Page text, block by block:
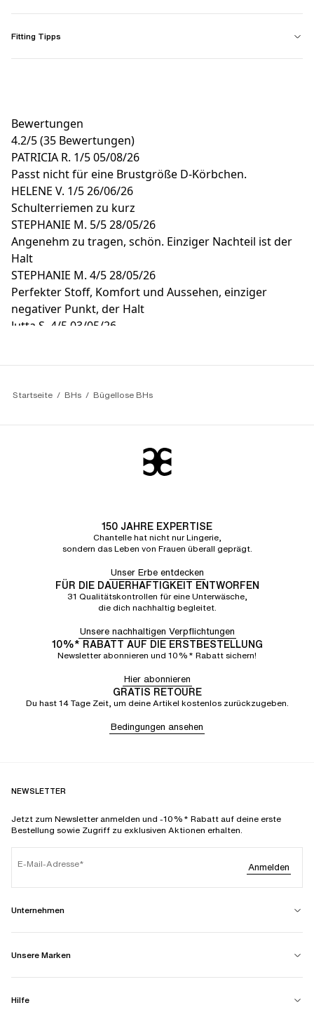
Fitting Tipps
Bewertungen
4.2/5(35 Bewertungen)
PATRICIA R. 1/505/08/26
Passt nicht für eine Brustgröße D-Körbchen.
HELENE V. 1/526/06/26
Schulterriemen zu kurz
STEPHANIE M. 5/528/05/26
Angenehm zu tragen, schön. Einziger Nachteil ist der
Halt
STEPHANIE M. 4/528/05/26
Perfekter Stoff, Komfort und Aussehen, einziger
negativer Punkt, der Halt
Jutta S. 4/5 03/05/26
Startseite BHs Bügellose BHs
150 JAHRE EXPERTISE
Chantelle hat nicht nur Lingerie,
sondern das Leben von Frauen überall geprägt.
Unser Erbe entdecken
FÜR DIE DAUERHAFTIGKEIT ENTWORFEN
31 Qualitätskontrollen für eine Unterwäsche,
die dich nachhaltig begleitet.
Unsere nachhaltigen Verpflichtungen
10%* RABATT AUF DIE ERSTBESTELLUNG
Newsletter abonnieren und 10%* Rabatt sichern!
Hier abonnieren
GRATIS RETOURE
Du hast 14 Tage Zeit, um deine Artikel kostenlos zurückzugeben.
Bedingungen ansehen
NEWSLETTER
Jetzt zum Newsletter anmelden und -10%* Rabatt auf deine erste
Bestellung sowie Zugriff zu exklusiven Aktionen erhalten.
E-Mail-Adresse Anmelden
Unternehmen
Unsere Marken
Hilfe